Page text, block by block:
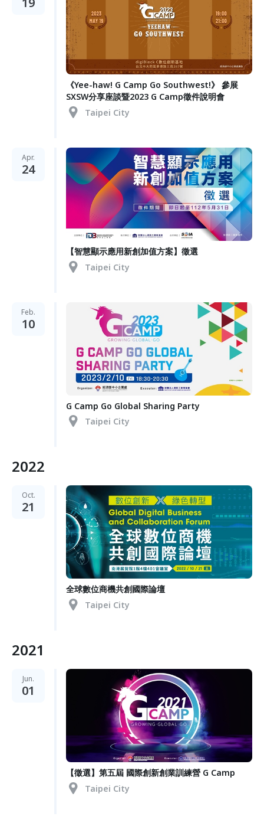
《Yee-haw! G Camp Go Southwest!》 參展
SXSW分享座談暨2023 G Camp徵件說明會
Taipei City
Apr.
24
【智慧顯示應用新創加值方案】徵選
Taipei City
Feb.
10
G Camp Go Global Sharing Party
Taipei City
2022
Oct.
21
全球數位商機共創國際論壇
Taipei City
2021
Jun.
01
【徵選】第五屆 國際創新創業訓練營 G Camp
Taipei City